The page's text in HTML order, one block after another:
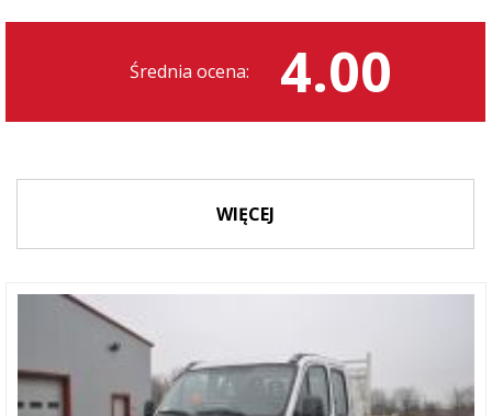
Średnia ocena: 4.00
WIĘCEJ